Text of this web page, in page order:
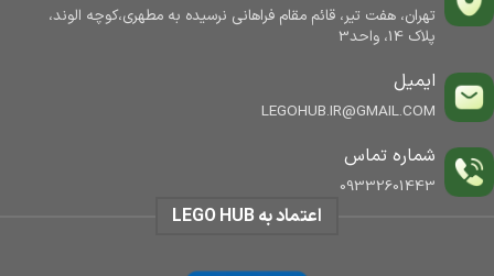
تهران، هفت تیر، قائم مقام فراهانی نرسیده به مطهری،کوچه الوند،
پلاک 14، واحد3
ایمیل
LEGOHUB.IR@GMAIL.COM
شماره تماس
09332601443
اعتماد به LEGO HUB